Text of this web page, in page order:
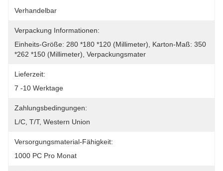
Verhandelbar
Verpackung Informationen:
Einheits-Größe: 280 *180 *120 (Millimeter), Karton-Maß: 350
*262 *150 (Millimeter), Verpackungsmater
Lieferzeit:
7 -10 Werktage
Zahlungsbedingungen:
L/C, T/T, Western Union
Versorgungsmaterial-Fähigkeit:
1000 PC Pro Monat